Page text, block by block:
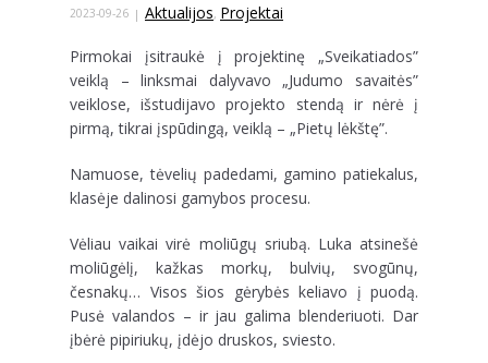
2023-09-26 Aktualijos, Projektai
Pirmokai įsitraukė į projektinę „Sveikatiados”
veiklą – linksmai dalyvavo „Judumo savaitės”
veiklose, išstudijavo projekto stendą ir nėrė į
pirmą, tikrai įspūdingą, veiklą – „Pietų lėkštę”.
Namuose, tėvelių padedami, gamino patiekalus,
klasėje dalinosi gamybos procesu.
Vėliau vaikai virė moliūgų sriubą. Luka atsinešė
moliūgėlį, kažkas morkų, bulvių, svogūnų,
česnakų… Visos šios gėrybės keliavo į puodą.
Pusė valandos – ir jau galima blenderiuoti. Dar
įbėrė pipiriukų, įdėjo druskos, sviesto.